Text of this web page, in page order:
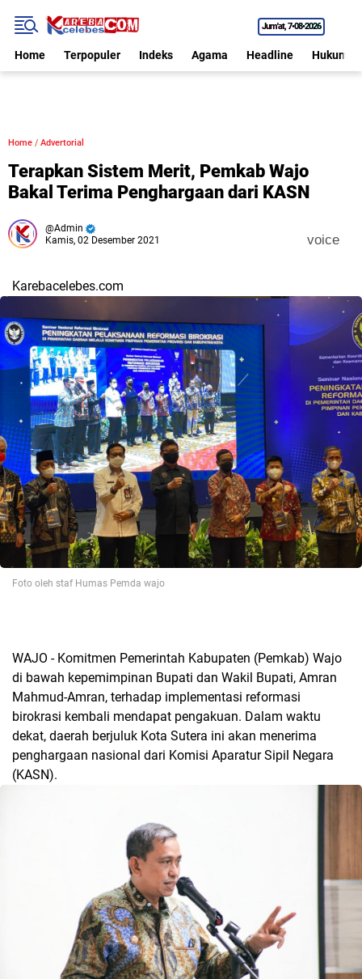
Jum'at 7•08•2026
Home Terpopuler Indeks Agama Headline Hukum
Home / Advertorial
Terapkan Sistem Merit, Pemkab Wajo
Bakal Terima Penghargaan dari KASN
Admin
Kamis, 02 Desember 2021
voice
Karebacelebes.com
Foto oleh staf Humas Pemda wajo
WAJO - Komitmen Pemerintah Kabupaten (Pemkab) Wajo
di bawah kepemimpinan Bupati dan Wakil Bupati, Amran
Mahmud-Amran, terhadap implementasi reformasi
birokrasi kembali mendapat pengakuan. Dalam waktu
dekat, daerah berjuluk Kota Sutera ini akan menerima
penghargaan nasional dari Komisi Aparatur Sipil Negara
(KASN).